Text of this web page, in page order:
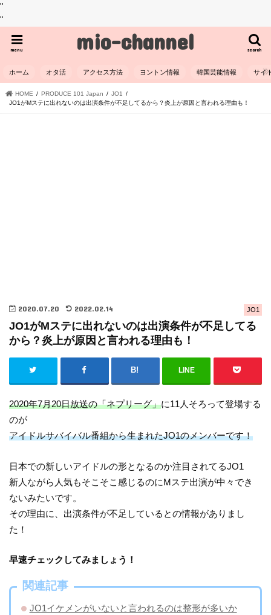
"
"
mio-channel search
menu
ホーム オタ活 アクセス方法 ヨントン情報 韓国芸能情報 サイ
HOME PRODUCE 101 Japan
JO1
JO1がMステに出れないのは出演条件が不足してるから？炎上が原因と言われる理由も！
JO1
2020.07.20 2022.02.14
JO1がMステに出れないのは出演条件が不足してる
から？炎上が原因と言われる理由も！
LINE
2020年7月20日放送の「ネプリーグ」に11人そろって登場する
のが
アイドルサバイバル番組から生まれたJO1のメンバーです！
日本での新しいアイドルの形となるのか注目されてるJO1
新人ながら人気もそこそこ感じるのにMステ出演が中々でき
ないみたいです。
その理由に、出演条件が不足しているとの情報がありまし
た！
早速チェックしてみましょう！
関連記事
JO1イケメンがいないと言われるのは整形が多いか